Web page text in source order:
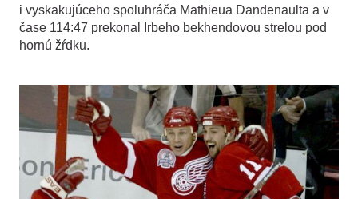
i vyskakujúceho spoluhráča Mathieua Dandenaulta a v
čase 114:47 prekonal Irbeho bekhendovou strelou pod
hornú žŕdku.